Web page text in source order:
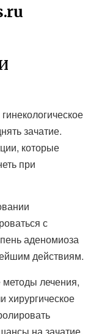
зачатие.
которые
при
с
аденомиоза
действиям.
лечения,
хирургическое